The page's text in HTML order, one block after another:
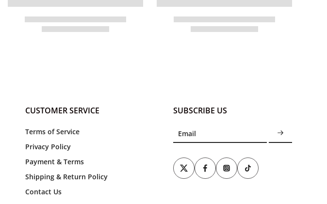
CUSTOMER SERVICE
Terms of Service
Privacy Policy
Payment & Terms
Shipping & Return Policy
Contact Us
SUBSCRIBE US
Email